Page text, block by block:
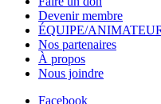
Devenir membre
ÉQUIPE/
Nos partenaires
À propos
Nous joindre
Facebook